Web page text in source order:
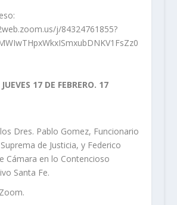
j/84324761855?
17 DE FEBRERO. 17
Dres. Pablo Gomez, Funcionario
de Justicia, y Federico
Cámara en lo Contencioso
Santa Fe.